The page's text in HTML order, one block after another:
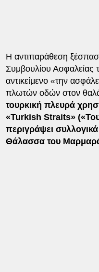
Η αντιπαράθεση
Συμβουλίου Ασφαλείας
αντικείμενο «την
πλωτών οδών στον
τουρκική πλευρά
«Turkish Straits»
περιγράψει
Θάλασσα του